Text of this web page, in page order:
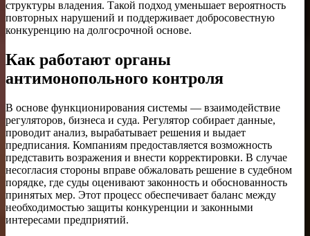
структуры владения. Такой подход уменьшает вероятность
повторных нарушений и поддерживает добросовестную
конкуренцию на долгосрочной основе.
Как работают органы
антимонопольного контроля
В основе функционирования системы — взаимодействие
регуляторов, бизнеса и суда. Регулятор собирает данные,
проводит анализ, вырабатывает решения и выдает
предписания. Компаниям предоставляется возможность
представить возражения и внести корректировки. В случае
несогласия стороны вправе обжаловать решение в судебном
порядке, где суды оценивают законность и обоснованность
принятых мер. Этот процесс обеспечивает баланс между
необходимостью защиты конкуренции и законными
интересами предприятий.